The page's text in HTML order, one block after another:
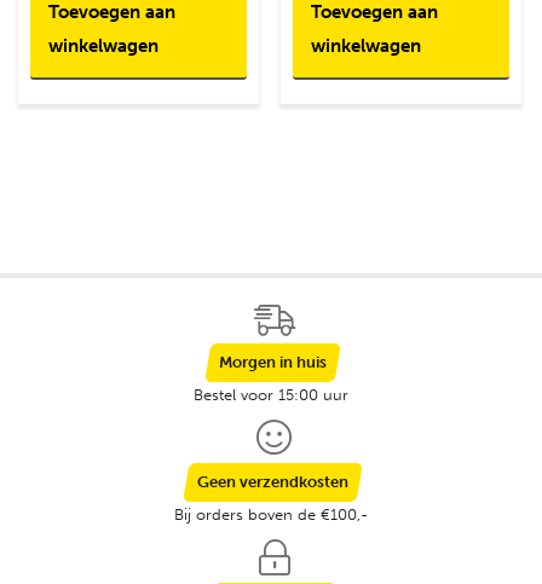
Toevoegen aan
winkelwagen
Toevoegen aan
winkelwagen
Morgen in huis
Bestel voor 15:00 uur
Geen verzendkosten
Bij orders boven de €100,-